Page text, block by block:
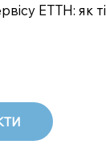
ЕТТН: як